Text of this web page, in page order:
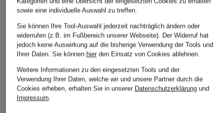
+Aktionsrabatt +Aktionsrabatt +Aktionsrabatt
sowie eine individuelle Auswahl zu treffen.
Sie können Ihre Tool-Auswahl jederzeit nachträglich ändern oder
widerrufen (z.B. im Fußbereich unserer Webseite). Der Widerruf hat
jedoch keine Auswirkung auf die bisherige Verwendung der Tools und
Ihrer Daten. Sie können hierden Einsatz von Cookies ablehnen.
Weitere Informationen zu den eingesetzten Tools und der
Verwendung Ihrer Daten, welche wir und unsere Partner durch die
Cookies erheben, erhalten Sie in unserer Datenschutzerklärungund
Impressum.